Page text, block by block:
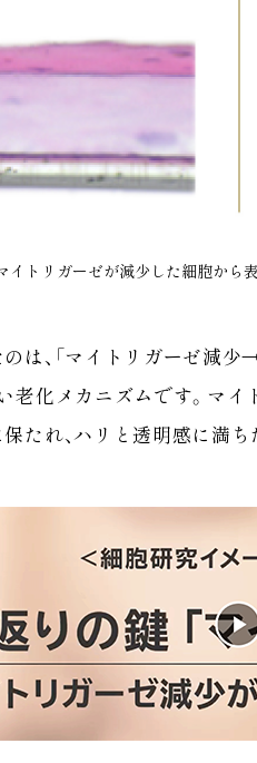
イトリガーゼが減少した細胞から
は、「マイトリガーゼ減
老化メカニズムです。マ
たれ、ハリと透明感に満